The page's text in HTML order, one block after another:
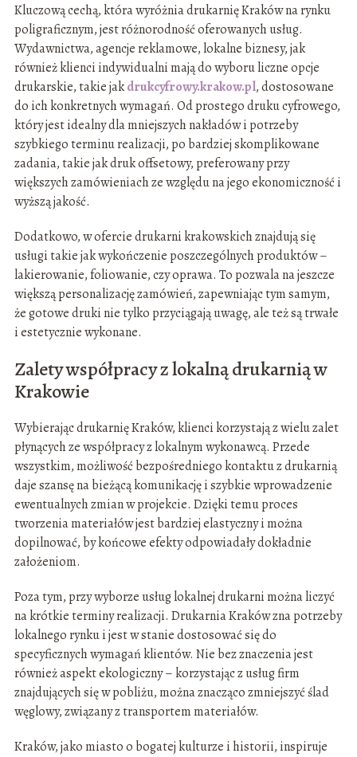
Kluczową cechą, która wyróżnia drukarnię Kraków na rynku
poligraficznym, jest różnorodność oferowanych usług.
Wydawnictwa, agencje reklamowe, lokalne biznesy, jak
również klienci indywidualni mają do wyboru liczne opcje
drukarskie, takie jakdrukcyfrowy.krakow.pl, dostosowane
do ich konkretnych wymagań. Od prostego druku cyfrowego,
który jest idealny dla mniejszych nakładów i potrzeby
szybkiego terminu realizacji, po bardziej skomplikowane
zadania, takie jak druk offsetowy, preferowany przy
większych zamówieniach ze względu na jego ekonomiczność i
wyższą jakość.
Dodatkowo, w ofercie drukarni krakowskich znajdują się
usługi takie jak wykończenie poszczególnych produktów –
lakierowanie, foliowanie, czy oprawa. To pozwala na jeszcze
większą personalizację zamówień, zapewniając tym samym,
że gotowe druki nie tylko przyciągają uwagę, ale też są trwałe
i estetycznie wykonane.
Zalety współpracy z lokalną drukarnią w
Krakowie
Wybierając drukarnię Kraków, klienci korzystają z wielu zalet
płynących ze współpracy z lokalnym wykonawcą. Przede
wszystkim, możliwość bezpośredniego kontaktu z drukarnią
daje szansę na bieżącą komunikację i szybkie wprowadzenie
ewentualnych zmian w projekcie. Dzięki temu proces
tworzenia materiałów jest bardziej elastyczny i można
dopilnować, by końcowe efekty odpowiadały dokładnie
założeniom.
Poza tym, przy wyborze usług lokalnej drukarni można liczyć
na krótkie terminy realizacji. Drukarnia Kraków zna potrzeby
lokalnego rynku i jest w stanie dostosować się do
specyficznych wymagań klientów. Nie bez znaczenia jest
również aspekt ekologiczny – korzystając z usług firm
znajdujących się w pobliżu, można znacząco zmniejszyć ślad
węglowy, związany z transportem materiałów.
Kraków, jako miasto o bogatej kulturze i historii, inspiruje